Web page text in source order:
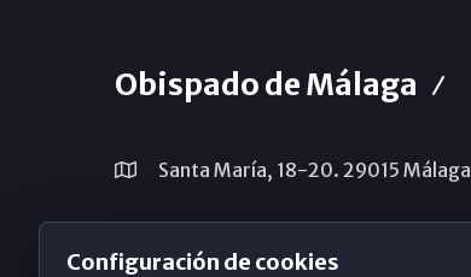
Obispado de Málaga
Santa María, 18-20. 29015 Málaga
Configuración de cookies